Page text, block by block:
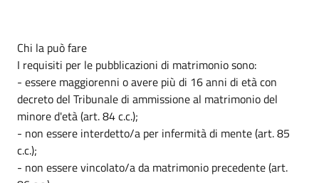
Chi la può fare
I requisiti per le pubblicazioni di matrimonio sono:
- essere maggiorenni o avere più di 16 anni di età con
decreto del Tribunale di ammissione al matrimonio del
minore d'età (art. 84 c.c.);
- non essere interdetto/a per infermità di mente (art. 85
c.c.);
- non essere vincolato/a da matrimonio precedente (art.